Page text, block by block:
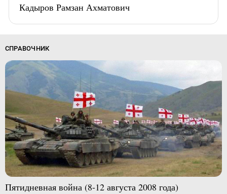
Кадыров Рамзан Ахматович
СПРАВОЧНИК
Пятидневная война (8-12 августа 2008 года)